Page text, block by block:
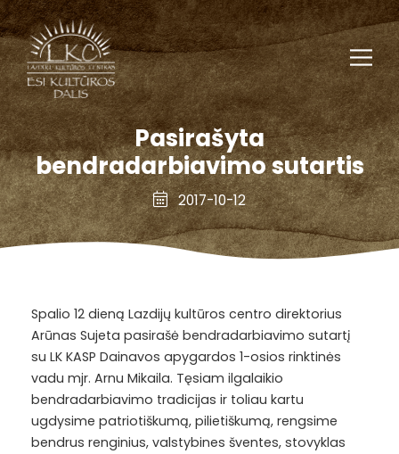
Pasirašyta
bendradarbiavimo sutartis
2017-10-12
Spalio 12 dieną Lazdijų kultūros centro direktorius
Arūnas Sujeta pasirašė bendradarbiavimo sutartį
su LK KASP Dainavos apygardos 1-osios rinktinės
vadu mjr. Arnu Mikaila. Tęsiam ilgalaikio
bendradarbiavimo tradicijas ir toliau kartu
ugdysime patriotiškumą, pilietiškumą, rengsime
bendrus renginius, valstybines šventes, stovyklas